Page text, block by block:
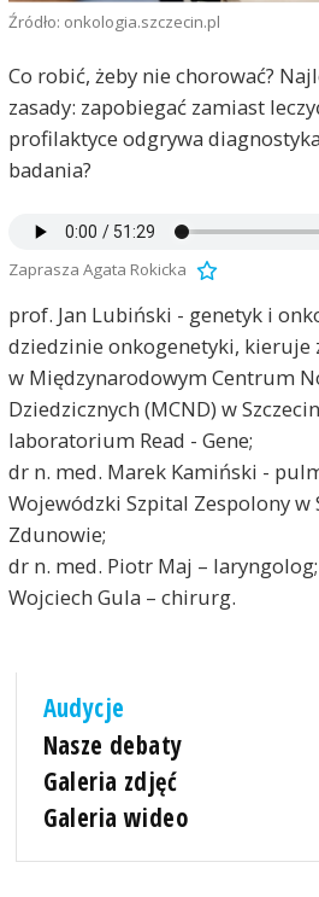
Źródło: onkologia.szczecin.pl
Co robić, żeby nie chorować?
zasady: zapobiegać zamiast
profilaktyce odgrywa
badania?
Zaprasza Agata Rokicka
prof. Jan Lubiński - genetyk i
dziedzinie onkogenetyki, kieruje
w Międzynarodowym Centrum
Dziedzicznych (MCND) w
laboratorium Read - Gene;
dr n. med. Marek Kamiński -
Wojewódzki Szpital Zespolony w
Zdunowie;
dr n. med. Piotr Maj – laryngolog;
Wojciech Gula – chirurg.
Audycje
Nasze debaty
Galeria zdjęć
Galeria wideo